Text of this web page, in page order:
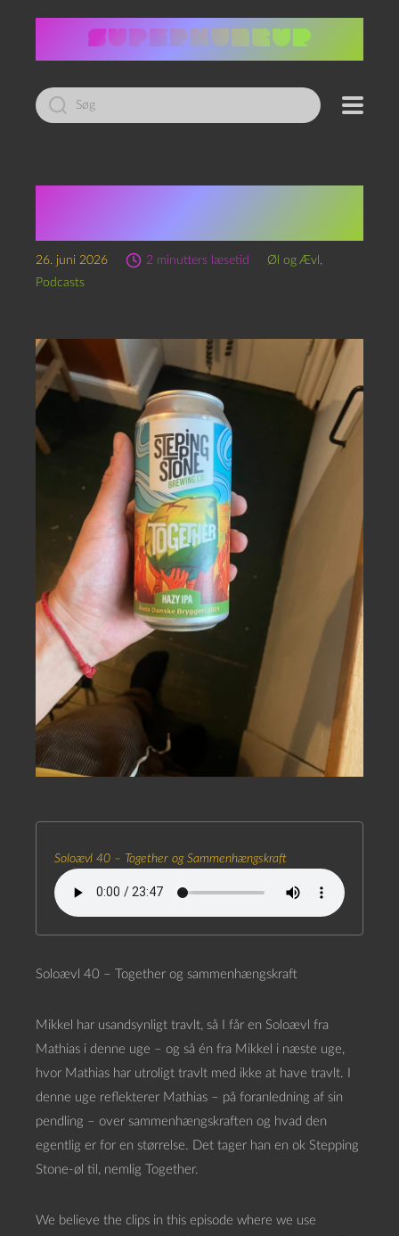
Led
efter:
26. juni 2026 2 minutters læsetid Øl og Ævl ,
Podcasts
Soloævl 40 – Together og Sammenhængskraft
Soloævl 40 – Together og sammenhængskraft
Mikkel har usandsynligt travlt, så I får en Soloævl fra
Mathias i denne uge – og så én fra Mikkel i næste uge,
hvor Mathias har utroligt travlt med ikke at have travlt. I
denne uge reflekterer Mathias – på foranledning af sin
pendling – over sammenhængskraften og hvad den
egentlig er for en størrelse. Det tager han en ok Stepping
Stone-øl til, nemlig Together.
We believe the clips in this episode where we use